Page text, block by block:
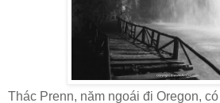
Thác Prenn, năm ngoái đi Oregon,